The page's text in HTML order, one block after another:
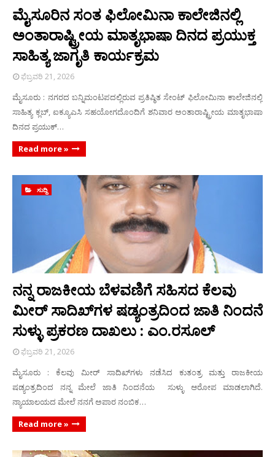
ಮೈಸೂರಿನ ಸಂತ ಫಿಲೋಮಿನಾ ಕಾಲೇಜಿನಲ್ಲಿ
ಅಂತಾರಾಷ್ಟ್ರೀಯ ಮಾತೃಭಾಷಾ ದಿನದ ಪ್ರಯುಕ್ತ
ಸಾಹಿತ್ಯ ಜಾಗೃತಿ ಕಾರ್ಯಕ್ರಮ
ಫೆಬ್ರವರಿ 21, 2026
ಮೈಸೂರು : ನಗರದ ಬನ್ನಿಮಂಟಪದಲ್ಲಿರುವ ಪ್ರತಿಷ್ಠಿತ ಸೇಂಟ್ ಫಿಲೋಮಿನಾ ಕಾಲೇಜಿನಲ್ಲಿ
ಸಾಹಿತ್ಯ ಕ್ಲಬ್, ಐಕ್ಯೂಎಸಿ ಸಹಯೋಗದೊಂದಿಗೆ ಶನಿವಾರ ಅಂತಾರಾಷ್ಟ್ರೀಯ ಮಾತೃಭಾಷಾ
ದಿನದ ಪ್ರಯುಕ್…
Read more »
ಸುದ್ದಿ
ನನ್ನ ರಾಜಕೀಯ ಬೆಳವಣಿಗೆ ಸಹಿಸದ ಕೆಲವು
ಮೀರ್ ಸಾದಿಖ್‌ಗಳ ಷಡ್ಯಂತ್ರದಿಂದ ಜಾತಿ ನಿಂದನೆ
ಸುಳ್ಳು ಪ್ರಕರಣ ದಾಖಲು : ಎಂ.ರಸೂಲ್
ಫೆಬ್ರವರಿ 21, 2026
ಮೈಸೂರು : ಕೆಲವು ಮೀರ್ ಸಾದಿಖ್‌ಗಳು ನಡೆಸಿದ ಕುತಂತ್ರ ಮತ್ತು ರಾಜಕೀಯ
ಷಡ್ಯಂತ್ರದಿಂದ ನನ್ನ ಮೇಲೆ ಜಾತಿ ನಿಂದನೆಯ ಸುಳ್ಳು ಆರೋಪ ಮಾಡಲಾಗಿದೆ.
ನ್ಯಾಯಾಲಯದ ಮೇಲೆ ನನಗೆ ಅಪಾರ ನಂಬಿಕ…
Read more »